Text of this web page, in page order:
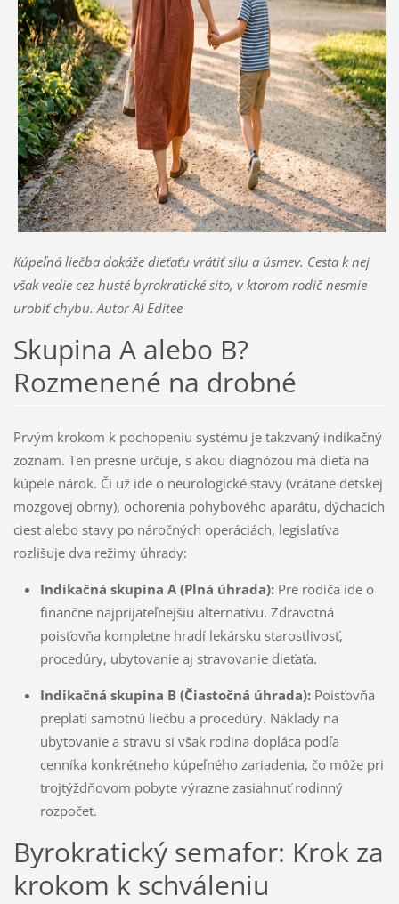
Kúpeľná liečba dokáže dieťaťu vrátiť silu a úsmev. Cesta k nej
však vedie cez husté byrokratické sito, v ktorom rodič nesmie
urobiť chybu. Autor AI Editee
Skupina A alebo B?
Rozmenené na drobné
Prvým krokom k pochopeniu systému je takzvaný indikačný
zoznam. Ten presne určuje, s akou diagnózou má dieťa na
kúpele nárok. Či už ide o neurologické stavy (vrátane detskej
mozgovej obrny), ochorenia pohybového aparátu, dýchacích
ciest alebo stavy po náročných operáciách, legislatíva
rozlišuje dva režimy úhrady:
Indikačná skupina A (Plná úhrada):Pre rodiča ide o
finančne najprijateľnejšiu alternatívu. Zdravotná
poisťovňa kompletne hradí lekársku starostlivosť,
procedúry, ubytovanie aj stravovanie dieťaťa.
Indikačná skupina B (Čiastočná úhrada):Poisťovňa
preplatí samotnú liečbu a procedúry. Náklady na
ubytovanie a stravu si však rodina dopláca podľa
cenníka konkrétneho kúpeľného zariadenia, čo môže pri
trojtýždňovom pobyte výrazne zasiahnuť rodinný
rozpočet.
Byrokratický semafor: Krok za
krokom k schváleniu